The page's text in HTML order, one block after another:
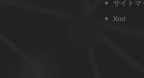
サイトマ
Xml
銅ナノ粒子 、 炭